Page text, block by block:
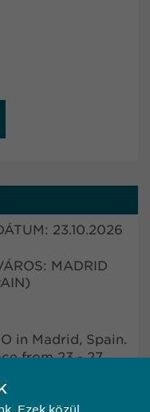
23.10.2026
MADRID
in Madrid, Spain.
from 23 - 27